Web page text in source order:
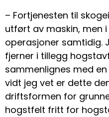
– Fortjenesten til
utført av maskin, men
operasjoner samtidig.
fjerner i tillegg
sammenlignes med
vidt jeg vet er dette
driftsformen for
hogstfelt fritt for